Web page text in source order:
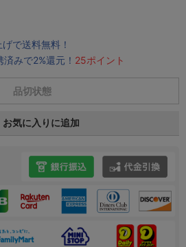
で送料無料！
みで2%還元！ 25ポイント
品切状態
お気に入りに追加